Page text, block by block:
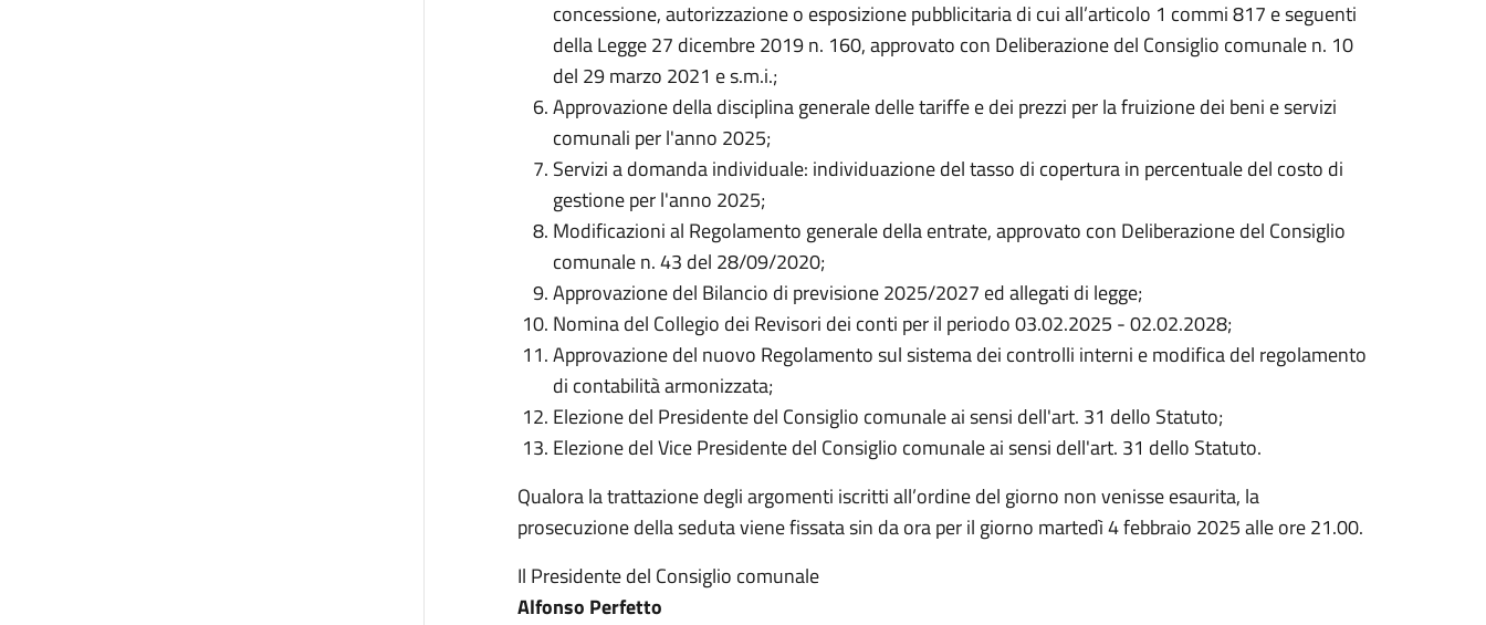
concessione, autorizzazione o esposizione pubblicitaria di cui all’articolo 1 commi 817 e seguenti
della Legge 27 dicembre 2019 n. 160, approvato con Deliberazione del Consiglio comunale n. 10
del 29 marzo 2021 e s.m.i.;
Approvazione della disciplina generale delle tariffe e dei prezzi per la fruizione dei beni e servizi
comunali per l'anno 2025;
Servizi a domanda individuale: individuazione del tasso di copertura in percentuale del costo di
gestione per l'anno 2025;
Modificazioni al Regolamento generale della entrate, approvato con Deliberazione del Consiglio
comunale n. 43 del 28/09/2020;
Approvazione del Bilancio di previsione 2025/2027 ed allegati di legge;
Nomina del Collegio dei Revisori dei conti per il periodo 03.02.2025 - 02.02.2028;
Approvazione del nuovo Regolamento sul sistema dei controlli interni e modifica del regolamento
di contabilità armonizzata;
Elezione del Presidente del Consiglio comunale ai sensi dell'art. 31 dello Statuto;
Elezione del Vice Presidente del Consiglio comunale ai sensi dell'art. 31 dello Statuto.
Qualora la trattazione degli argomenti iscritti all’ordine del giorno non venisse esaurita, la
prosecuzione della seduta viene fissata sin da ora per il giorno martedì 4 febbraio 2025 alle ore 21.00.
Il Presidente del Consiglio comunale
Alfonso Perfetto